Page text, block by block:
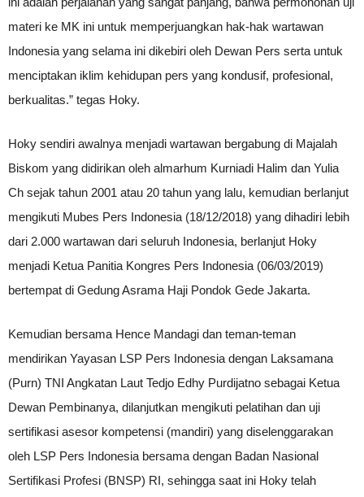
materi ke MK ini untuk memperjuangkan hak-hak wartawan
Indonesia yang selama ini dikebiri oleh Dewan Pers serta untuk
menciptakan iklim kehidupan pers yang kondusif, profesional,
berkualitas.” tegas Hoky.
Hoky sendiri awalnya menjadi wartawan bergabung di Majalah
Biskom yang didirikan oleh almarhum Kurniadi Halim dan Yulia
Ch sejak tahun 2001 atau 20 tahun yang lalu, kemudian berlanjut
mengikuti Mubes Pers Indonesia (18/12/2018) yang dihadiri lebih
dari 2.000 wartawan dari seluruh Indonesia, berlanjut Hoky
menjadi Ketua Panitia Kongres Pers Indonesia (06/03/2019)
bertempat di Gedung Asrama Haji Pondok Gede Jakarta.
Kemudian bersama Hence Mandagi dan teman-teman
mendirikan Yayasan LSP Pers Indonesia dengan Laksamana
(Purn) TNI Angkatan Laut Tedjo Edhy Purdijatno sebagai Ketua
Dewan Pembinanya, dilanjutkan mengikuti pelatihan dan uji
sertifikasi asesor kompetensi (mandiri) yang diselenggarakan
oleh LSP Pers Indonesia bersama dengan Badan Nasional
Sertifikasi Profesi (BNSP) RI, sehingga saat ini Hoky telah